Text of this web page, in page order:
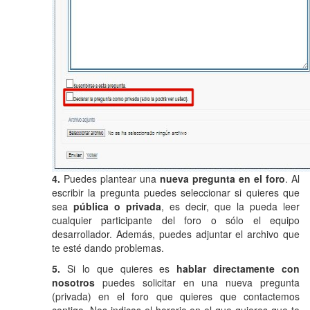
4. Puedes plantear una nueva pregunta en el foro. Al
escribir la pregunta puedes seleccionar si quieres que
sea pública o privada, es decir, que la pueda leer
cualquier participante del foro o sólo el equipo
desarrollador. Además, puedes adjuntar el archivo que
te esté dando problemas.
5. Si lo que quieres es hablar directamente con
nosotros puedes solicitar en una nueva pregunta
(privada) en el foro que quieres que contactemos